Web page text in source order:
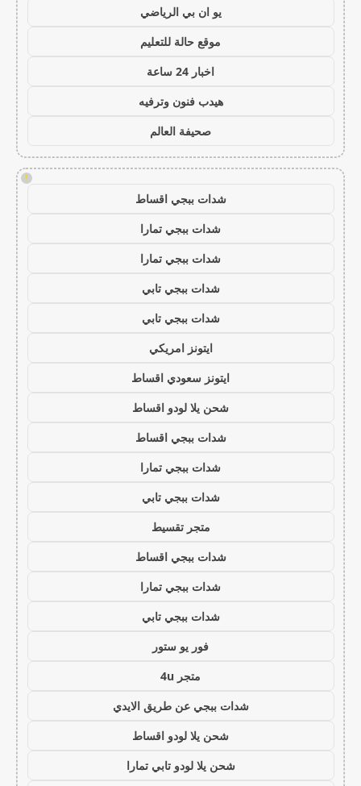
يو ان بي الرياضي
موقع حالة للتعليم
اخبار 24 ساعة
هيدب فنون وترفيه
صحيفة العالم
!
شدات ببجي اقساط
شدات ببجي تمارا
شدات ببجي تمارا
شدات ببجي تابي
شدات ببجي تابي
ايتونز امريكي
ايتونز سعودي اقساط
شحن يلا لودو اقساط
شدات ببجي اقساط
شدات ببجي تمارا
شدات ببجي تابي
متجر تقسيط
شدات ببجي اقساط
شدات ببجي تمارا
شدات ببجي تابي
فور يو ستور
متجر 4u
شدات ببجي عن طريق الايدي
شحن يلا لودو اقساط
شحن يلا لودو تابي تمارا